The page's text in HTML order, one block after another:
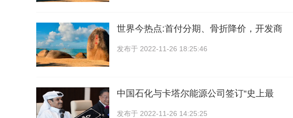
世界今热点:首付分期、骨折降价，开发商
发布于 2022-11-26 18:25:46
中国石化与卡塔尔能源公司签订“史上最
发布于 2022-11-26 14:25:25